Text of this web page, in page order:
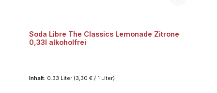
Soda Libre The Classics Lemonade Zitrone
0,33l alkoholfrei
Inhalt: 0.33 Liter (3,30 € / 1 Liter)